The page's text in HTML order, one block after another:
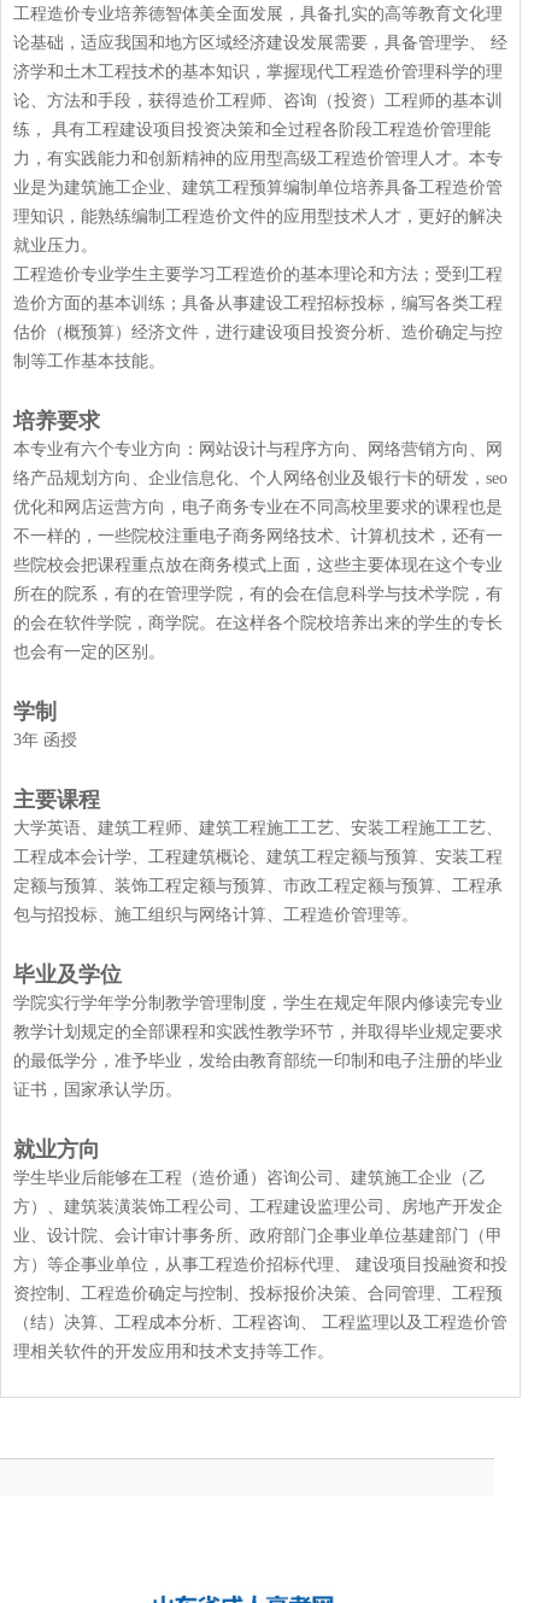
工程造价专业培养德智体美全面发展，具备扎实的高等教育文化理
论基础，适应我国和地方区域经济建设发展需要，具备管理学、 经
济学和土木工程技术的基本知识，掌握现代工程造价管理科学的理
论、方法和手段，获得造价工程师、咨询（投资）工程师的基本训
练， 具有工程建设项目投资决策和全过程各阶段工程造价管理能
力，有实践能力和创新精神的应用型高级工程造价管理人才。本专
业是为建筑施工企业、建筑工程预算编制单位培养具备工程造价管
理知识，能熟练编制工程造价文件的应用型技术人才，更好的解决
就业压力。
工程造价专业学生主要学习工程造价的基本理论和方法；受到工程
造价方面的基本训练；具备从事建设工程招标投标，编写各类工程
估价（概预算）经济文件，进行建设项目投资分析、造价确定与控
制等工作基本技能。
培养要求
本专业有六个专业方向：网站设计与程序方向、网络营销方向、网
络产品规划方向、企业信息化、个人网络创业及银行卡的研发，seo
优化和网店运营方向，电子商务专业在不同高校里要求的课程也是
不一样的，一些院校注重电子商务网络技术、计算机技术，还有一
些院校会把课程重点放在商务模式上面，这些主要体现在这个专业
所在的院系，有的在管理学院，有的会在信息科学与技术学院，有
的会在软件学院，商学院。在这样各个院校培养出来的学生的专长
也会有一定的区别。
学制
3年 函授
主要课程
大学英语、建筑工程师、建筑工程施工工艺、安装工程施工工艺、
工程成本会计学、工程建筑概论、建筑工程定额与预算、安装工程
定额与预算、装饰工程定额与预算、市政工程定额与预算、工程承
包与招投标、施工组织与网络计算、工程造价管理等。
毕业及学位
学院实行学年学分制教学管理制度，学生在规定年限内修读完专业
教学计划规定的全部课程和实践性教学环节，并取得毕业规定要求
的最低学分，准予毕业，发给由教育部统一印制和电子注册的毕业
证书，国家承认学历。
就业方向
学生毕业后能够在工程（造价通）咨询公司、建筑施工企业（乙
方）、建筑装潢装饰工程公司、工程建设监理公司、房地产开发企
业、设计院、会计审计事务所、政府部门企事业单位基建部门（甲
方）等企事业单位，从事工程造价招标代理、 建设项目投融资和投
资控制、工程造价确定与控制、投标报价决策、合同管理、工程预
（结）决算、工程成本分析、工程咨询、 工程监理以及工程造价管
理相关软件的开发应用和技术支持等工作。